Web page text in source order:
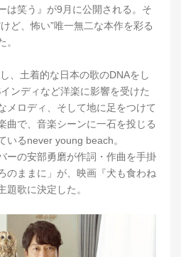
は笑う』が9月に公開される。そ
ど、怖い”唯一無二な本作を彩る
。
、土着的な日本の歌のDNAをし
ンディなど洋楽に影響を受けた
メロディ、そして地に足をつけて
曲で、音楽シーンに一石を投じる
いるnever young beach。
ーの安部勇磨が作詞・作曲を手掛
のままに」が、映画『犬も食わね
題歌に決定した。